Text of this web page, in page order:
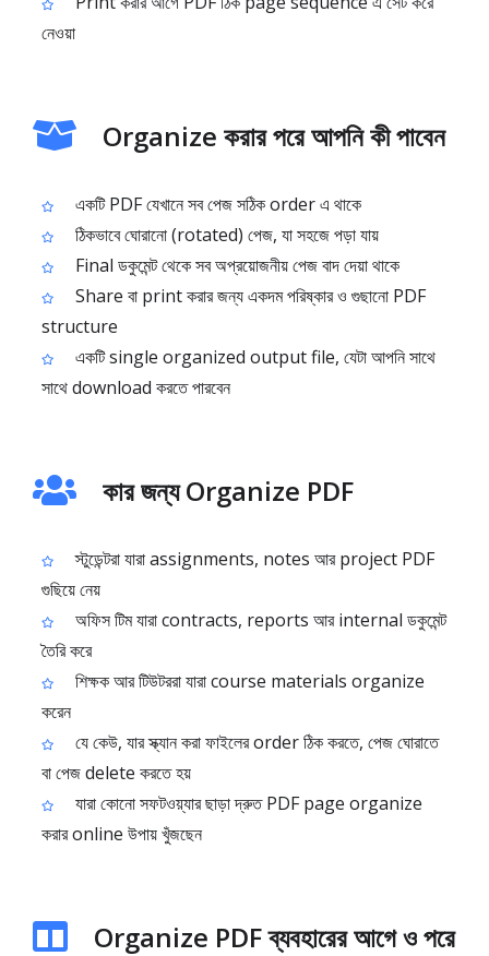
নেওয়া
Organize করার পরে আপনি কী পাবেন
একটি PDF যেখানে সব পেজ সঠিক order এ থাকে
ঠিকভাবে ঘোরানো (rotated) পেজ, যা সহজে পড়া যায়
Final ডকুমেন্ট থেকে সব অপ্রয়োজনীয় পেজ বাদ দেয়া থাকে
Share বা print করার জন্য একদম পরিষ্কার ও গুছানো PDF
structure
একটি single organized output file, যেটা আপনি সাথে
সাথে download করতে পারবেন
কার জন্য Organize PDF
স্টুডেন্টরা যারা assignments, notes আর project PDF
গুছিয়ে নেয়
অফিস টিম যারা contracts, reports আর internal ডকুমেন্ট
তৈরি করে
শিক্ষক আর টিউটররা যারা course materials organize
করেন
যে কেউ, যার স্ক্যান করা ফাইলের order ঠিক করতে, পেজ ঘোরাতে
বা পেজ delete করতে হয়
যারা কোনো সফটওয়্যার ছাড়া দ্রুত PDF page organize
করার online উপায় খুঁজছেন
Organize PDF ব্যবহারের আগে ও পরে